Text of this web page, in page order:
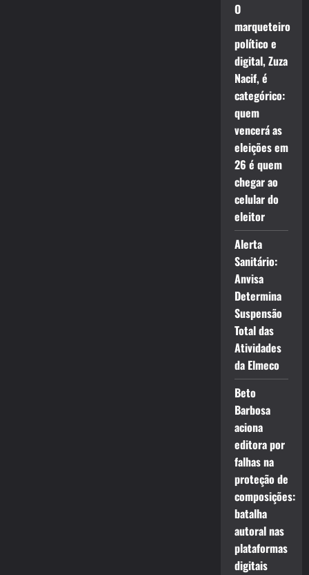
O
marqueteiro
político e
digital, Zuza
Nacif, é
categórico:
quem
vencerá as
eleições em
26 é quem
chegar ao
celular do
eleitor
Alerta
Sanitário:
Anvisa
Determina
Suspensão
Total das
Atividades
da Elmeco
Beto
Barbosa
aciona
editora por
falhas na
proteção de
composições:
batalha
autoral nas
plataformas
digitais